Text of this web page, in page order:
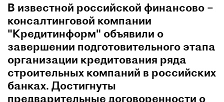
В известной российской финансово –
консалтинговой компании
"Кредитинформ" объявили о
завершении подготовительного этапа
организации кредитования ряда
строительных компаний в российских
банках. Достигнуты
предварительные договоренности о